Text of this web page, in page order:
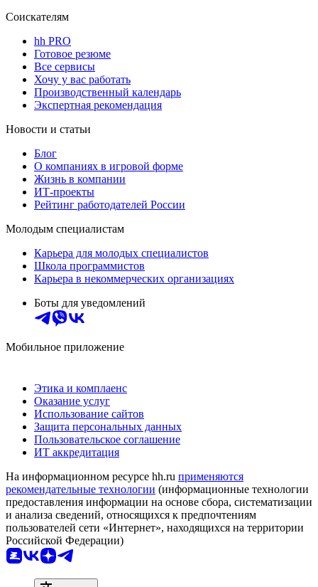
Соискателям
hh PRO
Готовое резюме
Все сервисы
Хочу у вас работать
Производственный календарь
Экспертная рекомендация
Новости и статьи
Блог
О компаниях в игровой форме
Жизнь в компании
ИТ-проекты
Рейтинг работодателей России
Молодым специалистам
Карьера для молодых специалистов
Школа программистов
Карьера в некоммерческих организациях
Боты для уведомлений
Мобильное приложение
Этика и комплаенс
Оказание услуг
Использование сайтов
Защита персональных данных
Пользовательское соглашение
ИТ аккредитация
На информационном ресурсе hh.ru применяются
рекомендательные технологии (информационные технологии
предоставления информации на основе сбора, систематизации
и анализа сведений, относящихся к предпочтениям
пользователей сети «Интернет», находящихся на территории
Российской Федерации)